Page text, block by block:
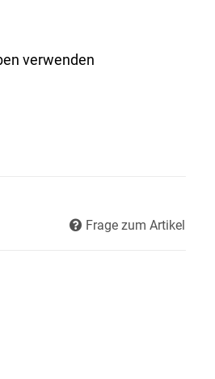
verwenden
Frage zum Artikel